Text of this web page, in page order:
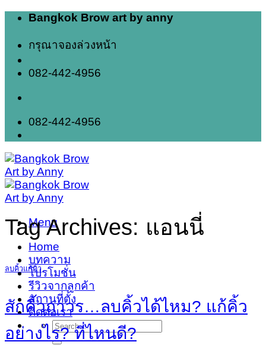
Skip
content
Bangkok Brow art by anny
กรุณาจองล่วงหน้า
082-442-4956
082-442-4956
Menu
Home
บทความ
โปรโมชั่น
รีวิวจากลูกค้า
สถานที่ตั้ง
ติดต่อเรา
Search
for:
Tag Archives: แอนนี่
ลบคิ้วแก้คิ้ว
สักคิ้วถาวร…ลบคิ้วได้ไหม? แก้คิ้ว
อย่างไร? ที่ไหนดี?